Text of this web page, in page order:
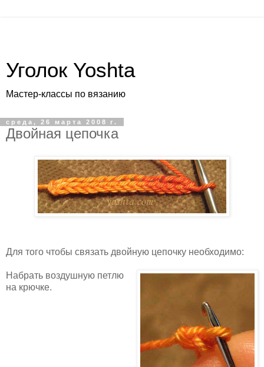
Уголок Yoshta
Мастер-классы по вязанию
среда, 26 марта 2008 г.
Двойная цепочка
Для того чтобы связать двойную цепочку необходимо:
Набрать воздушную петлю
на крючке.